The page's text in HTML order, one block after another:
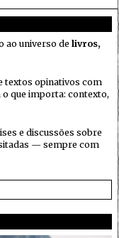
ao universo de livros,
textos opinativos com
que importa: contexto,
e discussões sobre
— sempre com